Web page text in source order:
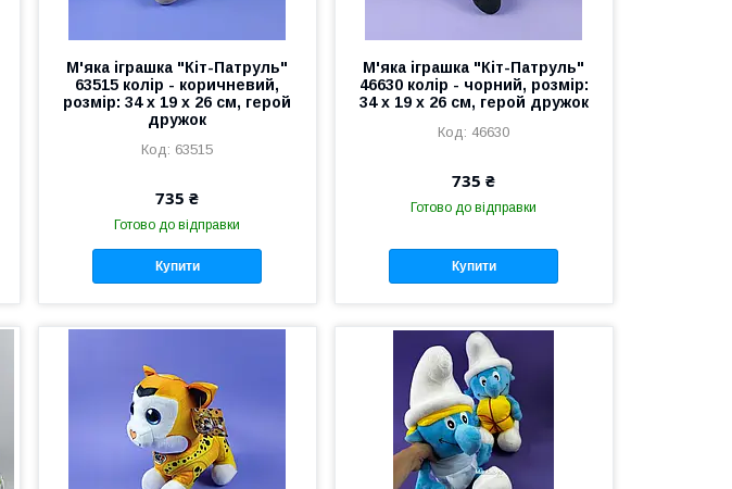
М'яка іграшка "Кіт-Патруль"
63515 колір - коричневий,
розмір: 34 х 19 х 26 см, герой
дружок
63515
735 ₴
Готово до відправки
Купити
М'яка іграшка "Кіт-Патруль"
46630 колір - чорний, розмір:
34 х 19 х 26 см, герой дружок
46630
735 ₴
Готово до відправки
Купити